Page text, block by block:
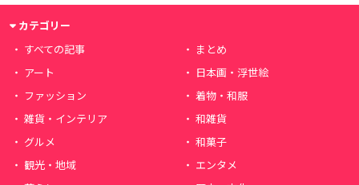
カテゴリー
すべての記事
まとめ
アート
日本画・浮世絵
ファッション
着物・和服
雑貨・インテリア
和雑貨
グルメ
和菓子
観光・地域
エンタメ